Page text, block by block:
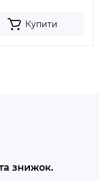
Купити
знижок.